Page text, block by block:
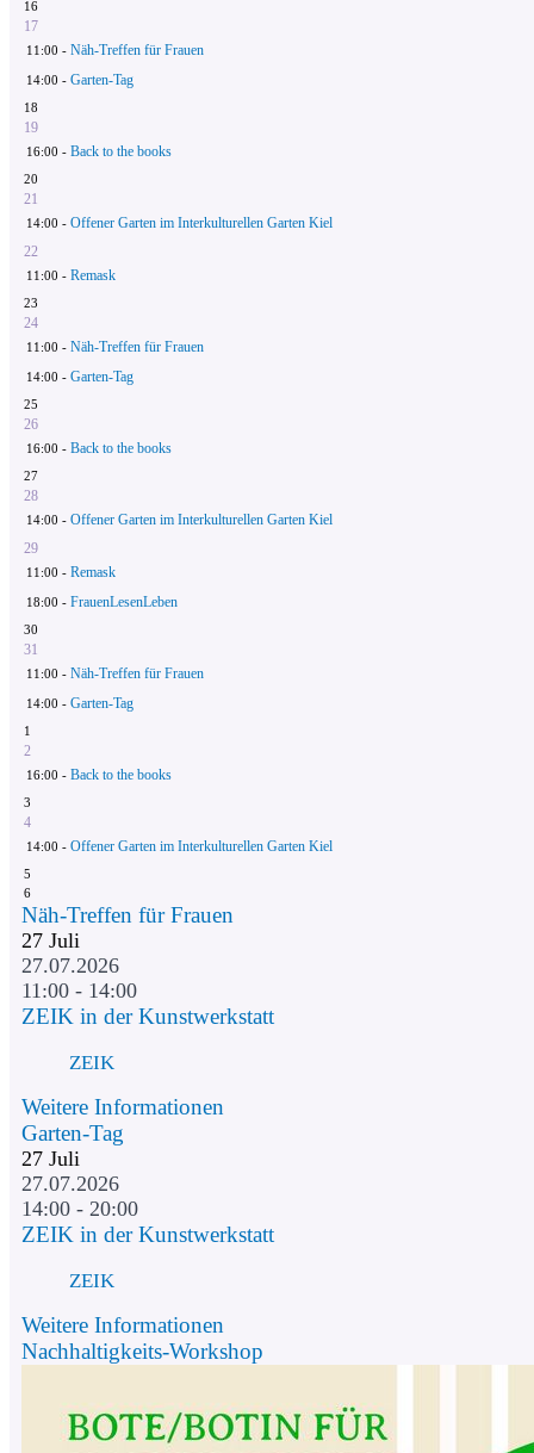
16
17
11:00 - Näh-Treffen für Frauen
14:00 - Garten-Tag
18
19
16:00 - Back to the books
20
21
14:00 - Offener Garten im Interkulturellen Garten Kiel
22
11:00 - Remask
23
24
11:00 - Näh-Treffen für Frauen
14:00 - Garten-Tag
25
26
16:00 - Back to the books
27
28
14:00 - Offener Garten im Interkulturellen Garten Kiel
29
11:00 - Remask
18:00 - FrauenLesenLeben
30
31
11:00 - Näh-Treffen für Frauen
14:00 - Garten-Tag
1
2
16:00 - Back to the books
3
4
14:00 - Offener Garten im Interkulturellen Garten Kiel
5
6
Näh-Treffen für Frauen
27 Juli
27.07.2026
11:00 - 14:00
ZEIK in der Kunstwerkstatt
ZEIK
Weitere Informationen
Garten-Tag
27 Juli
27.07.2026
14:00 - 20:00
ZEIK in der Kunstwerkstatt
ZEIK
Weitere Informationen
Nachhaltigkeits-Workshop